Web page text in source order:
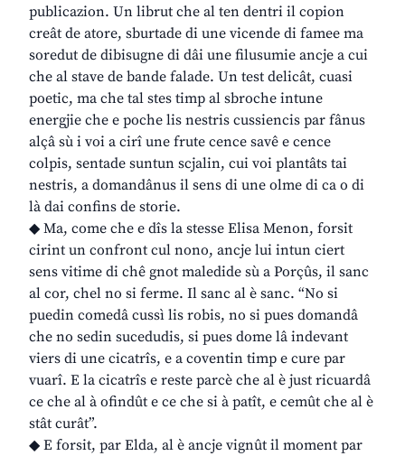
publicazion. Un librut che al ten dentri il copion
creât de atore, sburtade di une vicende di famee ma
soredut de dibisugne di dâi une filusumie ancje a cui
che al stave de bande falade. Un test delicât, cuasi
poetic, ma che tal stes timp al sbroche intune
energjie che e poche lis nestris cussiencis par fânus
alçâ sù i voi a cirî une frute cence savê e cence
colpis, sentade suntun scjalin, cui voi plantâts tai
nestris, a domandânus il sens di une olme di ca o di
là dai confins de storie.
◆ Ma, come che e dîs la stesse Elisa Menon, forsit
cirint un confront cul nono, ancje lui intun ciert
sens vitime di chê gnot maledide sù a Porçûs, il sanc
al cor, chel no si ferme. Il sanc al è sanc. “No si
puedin comedâ cussì lis robis, no si pues domandâ
che no sedin sucedudis, si pues dome lâ indevant
viers di une cicatrîs, e a coventin timp e cure par
vuarî. E la cicatrîs e reste parcè che al è just ricuardâ
ce che al à ofindût e ce che si à patît, e cemût che al è
stât curât”.
◆ E forsit, par Elda, al è ancje vignût il moment par